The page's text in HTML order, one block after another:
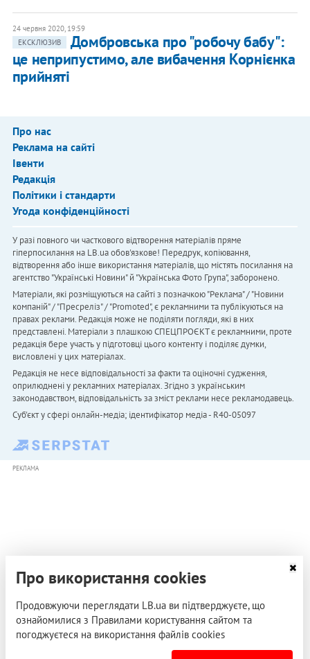
24 червня 2020, 19:59
ЕКСКЛЮЗИВ
Домбровська про "робочу бабу":
це неприпустимо, але вибачення Корнієнка
прийняті
Про нас
Реклама на сайті
Івенти
Редакція
Політики і стандарти
Угода конфіденційності
У разі повного чи часткового відтворення матеріалів пряме
гіперпосилання на LB.ua обов'язкове! Передрук, копіювання,
відтворення або інше використання матеріалів, що містять посилання на
агентство "Українськi Новини" й "Українська Фото Група", заборонено.
Матеріали, які розміщуються на сайті з позначкою "Реклама" / "Новини
компаній" / "Пресреліз" / "Promoted", є рекламними та публікуються на
правах реклами. Редакція може не поділяти погляди, які в них
представлені. Матеріали з плашкою СПЕЦПРОЄКТ є рекламними, проте
редакція бере участь у підготовці цього контенту і поділяє думки,
висловлені у цих матеріалах.
Редакція не несе відповідальності за факти та оціночні судження,
оприлюднені у рекламних матеріалах. Згідно з українським
законодавством, відповідальність за зміст реклами несе рекламодавець.
Cуб'єкт у сфері онлайн-медіа; ідентифікатор медіа - R40-05097
РЕКЛАМА
Про використання cookies
Продовжуючи переглядати LB.ua ви підтверджуєте, що
ознайомилися з Правилами користування сайтом та
погоджуєтеся на використання файлів cookies